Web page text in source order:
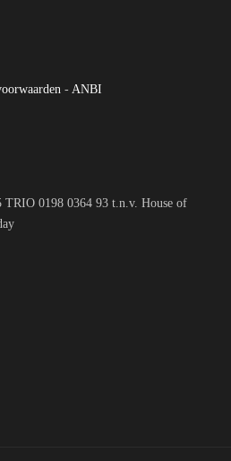
- ANBI
0198 0364 93 t.n.v. House of